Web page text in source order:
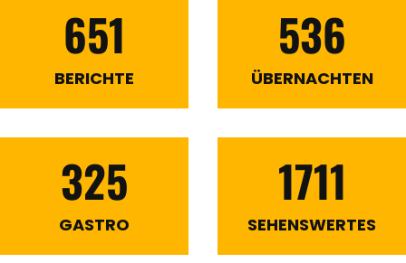
651
BERICHTE
536
ÜBERNACHTEN
325
GASTRO
1711
SEHENSWERTES